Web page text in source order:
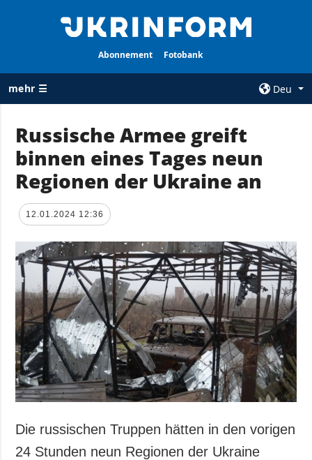
Abonnement Fotobank
mehr ☰
Deu
ALLE
RUBRIKEN
Krieg
Wiederaufbau
Politik
Wirtschaft
Militär
Gesellschaft und
Kultur
Sport
Kriminalität
Notstand und
AGENTUR
Über uns
Politik zur
Vertraulichkeit
und zum Schutz
personenbezogener
Daten
ZUSÄTZLICH LEISTUNGEN
Russische Armee greift
binnen eines Tages neun
Regionen der Ukraine an
12.01.2024 12:36
Die russischen Truppen hätten in den vorigen
24 Stunden neun Regionen der Ukraine